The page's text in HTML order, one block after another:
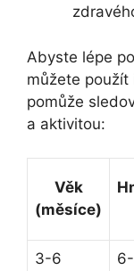
Abyste lépe
můžete⁣
pomůže
a aktivitou:
Věk
⁣(měsíce)
3-6